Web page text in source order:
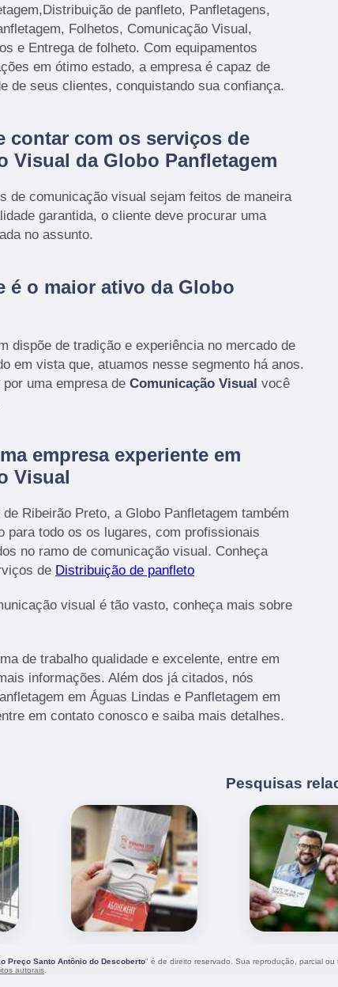
de panfleto, Panfletagens,
Folhetos, Comunicação Visual,
e Entrega de folheto. Com equipamentos
em ótimo estado, a empresa é capaz de
de seus clientes, conquistando sua confiança.
contar com os serviços de
Visual da Globo Panfletagem
de comunicação visual sejam feitos de maneira
garantida, o cliente deve procurar uma
no assunto.
é o maior ativo da Globo
dispõe de tradição e experiência no mercado de
em vista que, atuamos nesse segmento há anos.
uma empresa de Comunicação Visual você
empresa experiente em
Visual
Ribeirão Preto, a Globo Panfletagem também
para todo os os lugares, com profissionais
no ramo de comunicação visual. Conheça
de Distribuição de panfleto
visual é tão vasto, conheça mais sobre
de trabalho qualidade e excelente, entre em
informações. Além dos já citados, nós
em Águas Lindas e Panfletagem em
em contato conosco e saiba mais detalhes.
Pesquisas
Preço Santo Antônio do Descoberto" é de direito reservado. Sua reprodução, parcial
autorais